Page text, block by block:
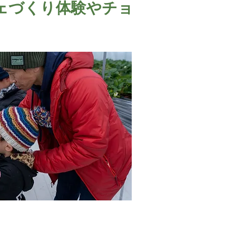
づくり体験やチョ